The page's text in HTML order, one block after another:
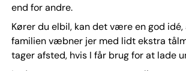
end for andre.
Kører du elbil, kan det være en god idé,
familien væbner jer med lidt ekstra
tager afsted, hvis I får brug for at lade